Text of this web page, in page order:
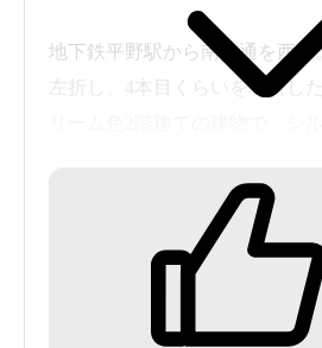
地下鉄平野駅から南港通を西へ
左折し、4本目くらいを右折し
フロント式でロビーあり。ドリ
雑誌、スポーツ紙が置かれてい
脱衣所は普通サイズで、ドリ
お風呂はナニワ工務店の軟水タ
トネスバス、クリニックバス、